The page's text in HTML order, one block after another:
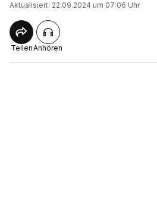
Aktualisiert: 22.09.2024 um 07:06 Uhr
TeilenAnhören